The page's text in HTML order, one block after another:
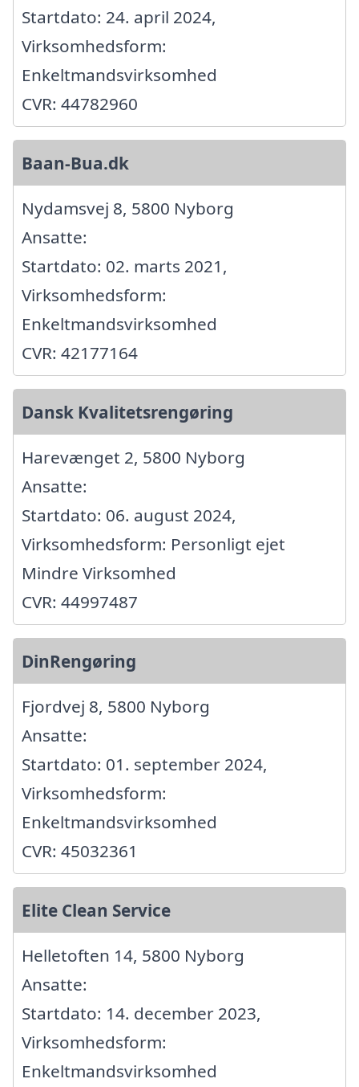
Startdato: 24. april 2024,
Virksomhedsform:
Enkeltmandsvirksomhed
CVR: 44782960
Baan-Bua.dk
Nydamsvej 8, 5800 Nyborg
Ansatte:
Startdato: 02. marts 2021,
Virksomhedsform:
Enkeltmandsvirksomhed
CVR: 42177164
Dansk Kvalitetsrengøring
Harevænget 2, 5800 Nyborg
Ansatte:
Startdato: 06. august 2024,
Virksomhedsform: Personligt ejet
Mindre Virksomhed
CVR: 44997487
DinRengøring
Fjordvej 8, 5800 Nyborg
Ansatte:
Startdato: 01. september 2024,
Virksomhedsform:
Enkeltmandsvirksomhed
CVR: 45032361
Elite Clean Service
Helletoften 14, 5800 Nyborg
Ansatte:
Startdato: 14. december 2023,
Virksomhedsform:
Enkeltmandsvirksomhed